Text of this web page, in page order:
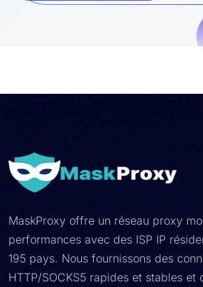
Commencer L'essai
MaskProxy offre un réseau proxy
performances avec des ISP IP
195 pays. Nous fournissons des
HTTP/SOCKS5 rapides et stables et